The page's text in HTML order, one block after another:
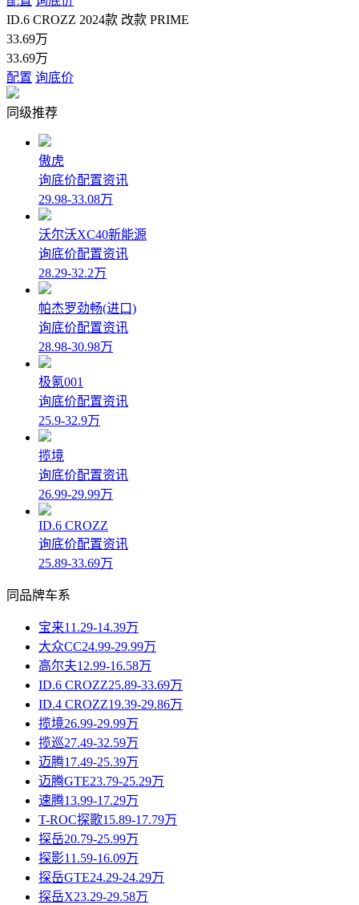
ID.6 CROZZ 2024款 改款 PRIME
33.69万
33.69万
配置 询底价
同级推荐
傲虎
询底价配置资讯
29.98-33.08万
沃尔沃XC40新能源
询底价配置资讯
28.29-32.2万
帕杰罗劲畅(进口)
询底价配置资讯
28.98-30.98万
极氪001
询底价配置资讯
25.9-32.9万
揽境
询底价配置资讯
26.99-29.99万
ID.6 CROZZ
询底价配置资讯
25.89-33.69万
同品牌车系
宝来11.29-14.39万
大众CC24.99-29.99万
高尔夫12.99-16.58万
ID.6 CROZZ25.89-33.69万
ID.4 CROZZ19.39-29.86万
揽境26.99-29.99万
揽巡27.49-32.59万
迈腾17.49-25.39万
迈腾GTE23.79-25.29万
速腾13.99-17.29万
T-ROC探歌15.89-17.79万
探岳20.79-25.99万
探影11.59-16.09万
探岳GTE24.29-24.29万
探岳X23.29-29.58万